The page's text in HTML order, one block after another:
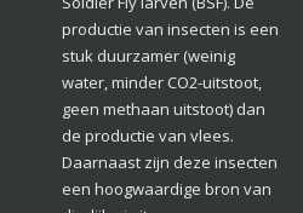
productie van insecten is een
stuk duurzamer (weinig
water, minder CO2-uitstoot,
geen methaan uitstoot) dan
de productie van vlees.
Daarnaast zijn deze insecten
een hoogwaardige bron van